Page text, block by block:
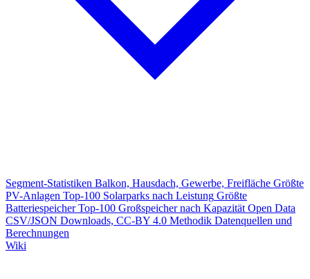
Segment-Statistiken Balkon, Hausdach, Gewerbe, Freifläche Größte
PV-Anlagen Top-100 Solarparks nach Leistung Größte
Batteriespeicher Top-100 Großspeicher nach Kapazität Open Data
CSV/JSON Downloads, CC-BY 4.0 Methodik Datenquellen und
Berechnungen
Wiki